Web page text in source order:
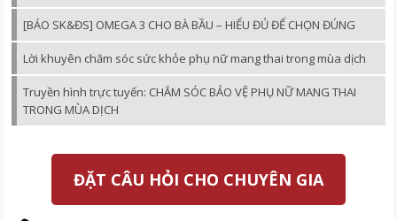
[BÁO SK&ĐS] OMEGA 3 CHO BÀ BẦU – HIỂU ĐỦ ĐỂ CHỌN ĐÚNG
Lời khuyên chăm sóc sức khỏe phụ nữ mang thai trong mùa dịch
Truyền hình trực tuyến: CHĂM SÓC BẢO VỆ PHỤ NỮ MANG THAI
TRONG MÙA DỊCH
ĐẶT CÂU HỎI CHO CHUYÊN GIA